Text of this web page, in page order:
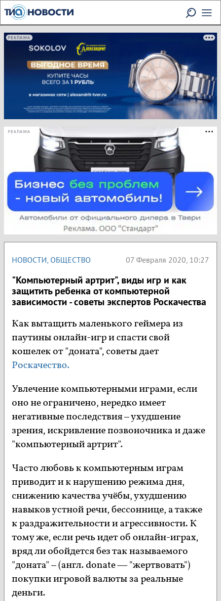
РЕКЛАМА
РЕКЛАМА
НОВОСТИ, ОБЩЕСТВО 07 Февраля 2020, 10:27
"Компьютерный артрит", виды игр и как
защитить ребенка от компьютерной
зависимости - советы экспертов Роскачества
Как вытащить маленького геймера из
паутины онлайн-игр и спасти свой
кошелек от "доната", советы дает
Роскачество.
Увлечение компьютерными играми, если
оно не ограничено, нередко имеет
негативные последствия – ухудшение
зрения, искривление позвоночника и даже
"компьютерный артрит".
Часто любовь к компьютерным играм
приводит и к нарушению режима дня,
снижению качества учёбы, ухудшению
навыков устной речи, бессоннице, а также
к раздражительности и агрессивности. К
тому же, если речь идет об онлайн-играх,
вряд ли обойдется без так называемого
"доната" – (англ. donate — "жертвовать")
покупки игровой валюты за реальные
деньги.